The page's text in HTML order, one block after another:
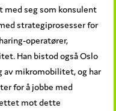
med seg som konsulent
strategiprosesser for
operatører,
Han bistod også Oslo
av mikromobilitet, og har
for å jobbe med
mot dette